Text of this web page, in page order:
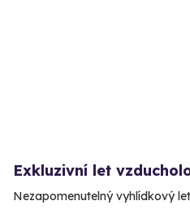
Exkluzivní let
Nezapomenutelný vyhlídkový